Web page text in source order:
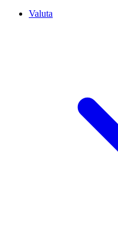
Valuta